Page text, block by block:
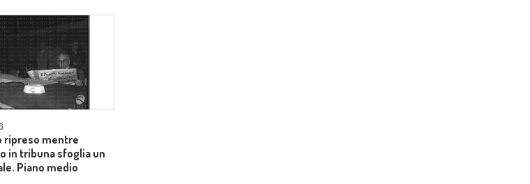
ripreso mentre
in tribuna sfoglia un
Piano medio